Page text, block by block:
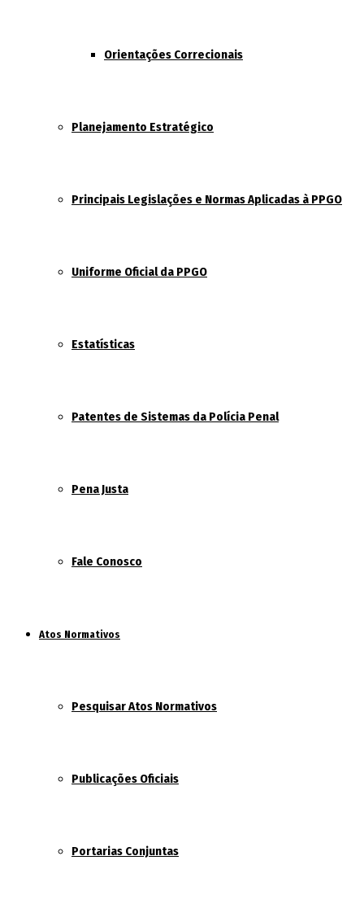
Orientações Correcionais
Planejamento Estratégico
Principais Legislações e Normas Aplicadas à PPGO
Uniforme Oficial da PPGO
Estatísticas
Patentes de Sistemas da Polícia Penal
Pena Justa
Fale Conosco
Atos Normativos
Pesquisar Atos Normativos
Publicações Oficiais
Portarias Conjuntas